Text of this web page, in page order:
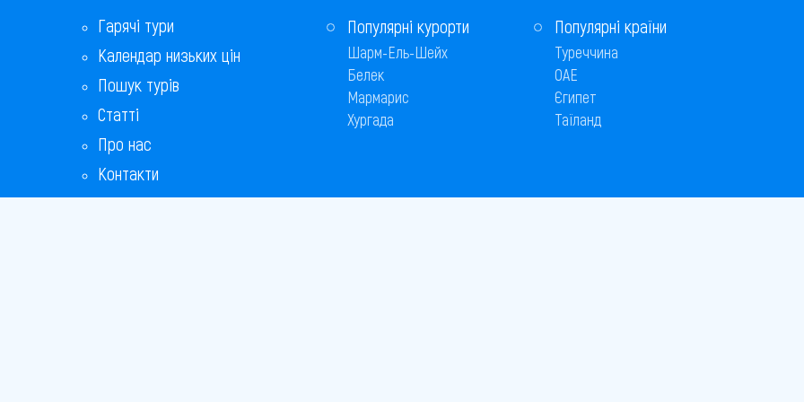
Св. Костянтин і Олена
Свети-Влас
Сонячний берег
Софія
Гарячі тури
Календар низьких цін
Пошук турів
Статті
Про нас
Контакти
Бонусна програма
Популярні курорти
Шарм-Ель-Шейх
Белек
Мармарис
Хургада
Популярні країни
Туреччина
ОАЕ
Єгипет
Таїланд